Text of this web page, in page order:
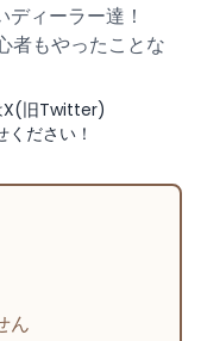
ィーラー達！
者もやったことな
X(旧Twitter)
ださい！
ん